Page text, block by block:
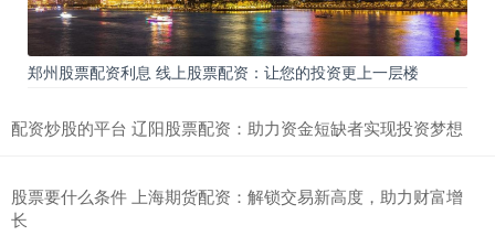
郑州股票配资利息 线上股票配资：让您的投资更上一层楼
配资炒股的平台 辽阳股票配资：助力资金短缺者实现投资梦想
股票要什么条件 上海期货配资：解锁交易新高度，助力财富增
长